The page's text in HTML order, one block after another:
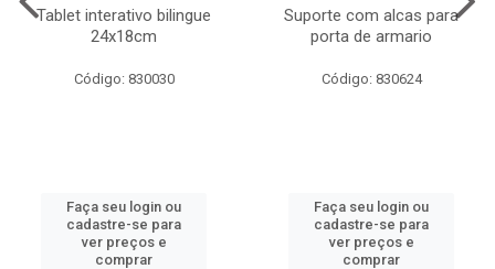
Tablet interativo bilingue
24x18cm
Código: 830030
Faça seu login ou
cadastre-se para
ver preços e
comprar
Suporte com alcas para
porta de armario
Código: 830624
Faça seu login ou
cadastre-se para
ver preços e
comprar